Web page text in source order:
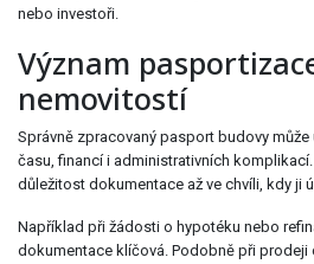
nebo investoři.
Význam
nemovitostí
Správně zpracovaný pasport budovy
času, financí i administrativních
důležitost dokumentace až ve chvíli, kdy ji
Například při žádosti o hypotéku nebo
dokumentace klíčová. Podobně při